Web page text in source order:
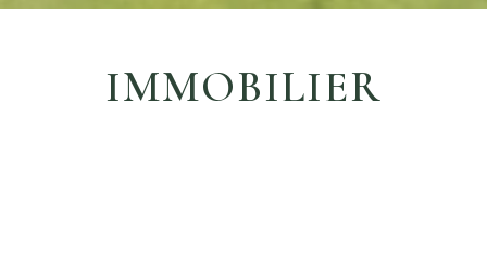
IMMOBILIER